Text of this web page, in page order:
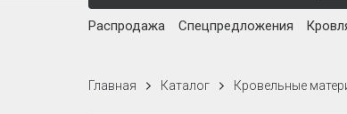
Распродажа Спецпредложения
Главная Каталог Кровельные